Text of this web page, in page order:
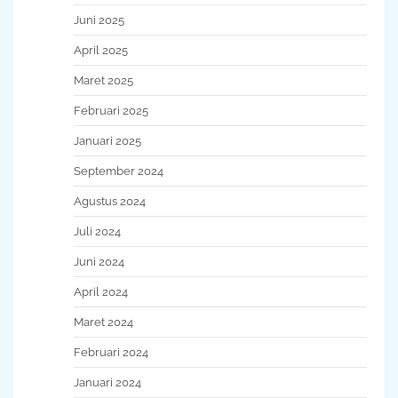
Juni 2025
April 2025
Maret 2025
Februari 2025
Januari 2025
September 2024
Agustus 2024
Juli 2024
Juni 2024
April 2024
Maret 2024
Februari 2024
Januari 2024